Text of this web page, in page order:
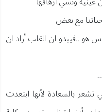
مع بعض
هو ..فيبدو ان القلب أراد ان
بالسعادة لأنها ابتعدت